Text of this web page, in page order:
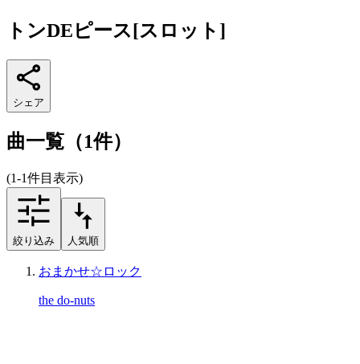
トンDEピース[スロット]
シェア
曲一覧（1件）
(1-1件目表示)
絞り込み 人気順
おまかせ☆ロック
the do-nuts